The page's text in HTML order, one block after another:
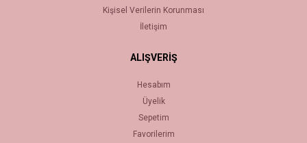
Kişisel Verilerin Korunması
İletişim
ALIŞVERİŞ
Hesabım
Üyelik
Sepetim
Favorilerim